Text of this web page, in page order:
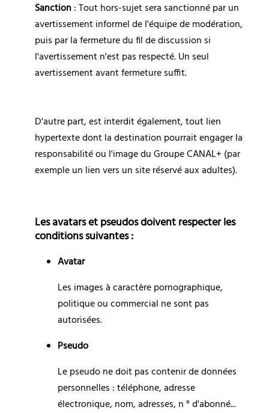
Sanction : Tout hors-sujet sera sanctionné par un
avertissement informel de l'équipe de modération,
puis par la fermeture du fil de discussion si
l'avertissement n'est pas respecté. Un seul
avertissement avant fermeture suffit.
D'autre part, est interdit également, tout lien
hypertexte dont la destination pourrait engager la
responsabilité ou l'image du Groupe CANAL+ (par
exemple un lien vers un site réservé aux adultes).
Les avatars et pseudos doivent respecter les
conditions suivantes :
Avatar
Les images à caractère pornographique,
politique ou commercial ne sont pas
autorisées.
Pseudo
Le pseudo ne doit pas contenir de données
personnelles : téléphone, adresse
électronique, nom, adresses, n ° d'abonné...